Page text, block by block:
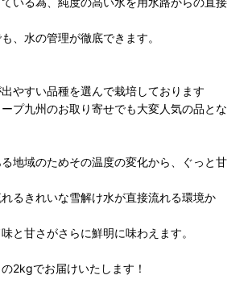
、水の管理が徹底できます。
出やすい品種を選んで栽培しております
プ九州のお取り寄せでも大変人気の品とな
る地域のためその温度の変化から、ぐっと甘
るきれいな雪解け水が直接流れる環境か
と甘さがさらに鮮明に味わえます。
2kgでお届けいたします！